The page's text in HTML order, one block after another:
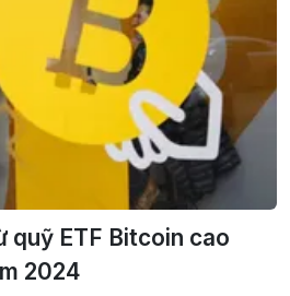
quỹ ETF Bitcoin cao
2024